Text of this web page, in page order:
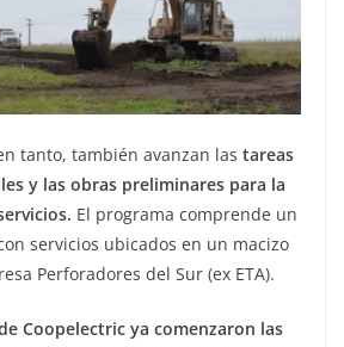
tanto, también avanzan las tareas
y las obras preliminares para la
El programa comprende un
servicios ubicados en un macizo
Perforadores del Sur (ex ETA).
Coopelectric ya comenzaron las